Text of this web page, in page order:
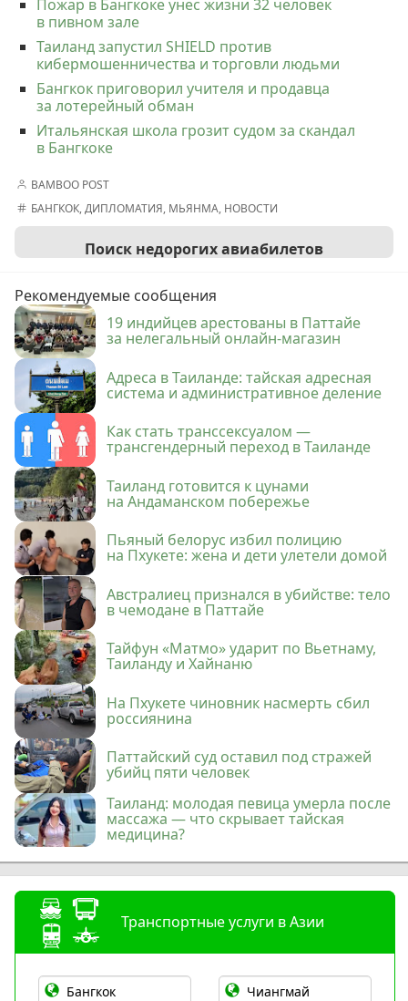
Пожар в Бангкоке унес жизни 32 человек
в пивном зале
Таиланд запустил SHIELD против
кибермошенничества и торговли людьми
Бангкок приговорил учителя и продавца
за лотерейный обман
Итальянская школа грозит судом за скандал
в Бангкоке
BAMBOO POST
БАНГКОК,ДИПЛОМАТИЯ, МЬЯНМА, НОВОСТИ
Поиск недорогих авиабилетов
Рекомендуемые сообщения
19 индийцев арестованы в Паттайе
за нелегальный онлайн-магазин
Адреса в Таиланде: тайская адресная
система и административное деление
Как стать транссексуалом —
трансгендерный переход в Таиланде
Таиланд готовится к цунами
на Андаманском побережье
Пьяный белорус избил полицию
на Пхукете: жена и дети улетели домой
Австралиец признался в убийстве: тело
в чемодане в Паттайе
Тайфун «Матмо» ударит по Вьетнаму,
Таиланду и Хайнаню
На Пхукете чиновник насмерть сбил
россиянина
Паттайский суд оставил под стражей
убийц пяти человек
Таиланд: молодая певица умерла после
массажа — что скрывает тайская
медицина?
Транспортные услуги в Азии